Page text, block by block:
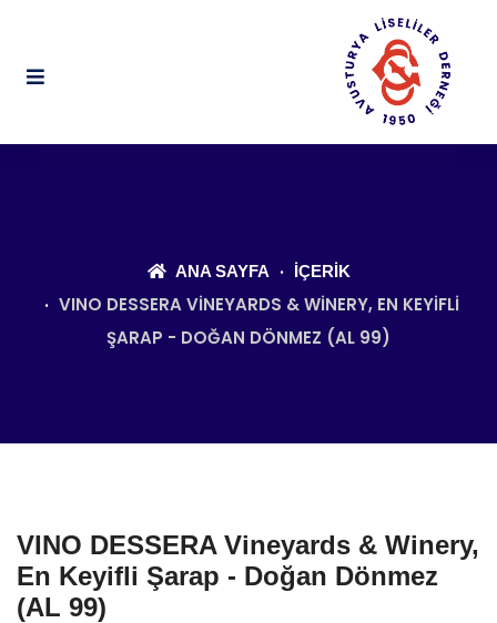
ANA SAYFA İÇERIK
VINO DESSERA VINEYARDS & WINERY, EN KEYIFLI
ŞARAP - DOĞAN DÖNMEZ (AL 99)
VINO DESSERA Vineyards & Winery,
En Keyifli Şarap - Doğan Dönmez
(AL 99)